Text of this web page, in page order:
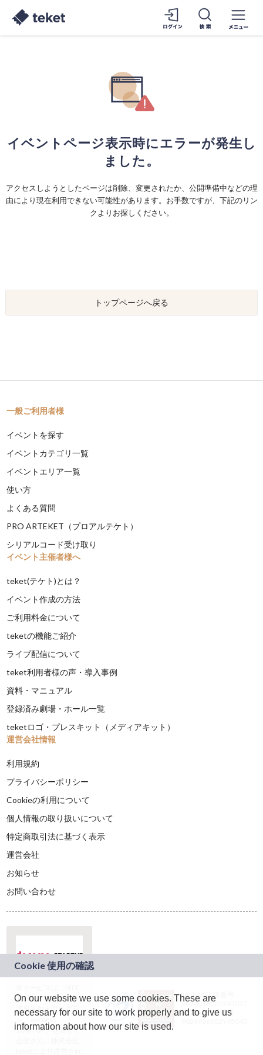
イベントページ表示時にエラーが発生し
ました。
アクセスしようとしたページは削除、変更されたか、公開準備中などの理
由により現在利用できない可能性があります。お手数ですが、下記のリン
クよりお探しください。
トップページへ戻る
一般ご利用者様
イベントを探す
イベントカテゴリ一覧
イベントエリア一覧
使い方
よくある質問
PRO ARTEKET（プロアルテケト）
シリアルコード受け取り
イベント主催者様へ
teket(テケト)とは？
イベント作成の方法
ご利用料金について
teketの機能ご紹介
ライブ配信について
teket利用者様の声・導入事例
資料・マニュアル
登録済み劇場・ホール一覧
teketロゴ・プレスキット（メディアキット）
運営会社情報
利用規約
プライバシーポリシー
Cookieの利用について
個人情報の取り扱いについて
特定商取引法に基づく表示
運営会社
お知らせ
お問い合わせ
ドコモグループの新
規事業創出プログラ
ム「docomo
STARTUP」を通じて
JASRAC許諾番号：
9024936001Y45037
JASRAC許諾番号：
On our website we use some cookies. These are
necessary for our site to work properly and to give us
information about how our site is used.